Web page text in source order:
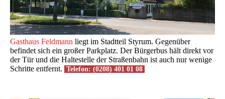
Gasthaus Feldmann liegt im Stadtteil Styrum. Gegenüber
befindet sich ein großer Parkplatz. Der Bürgerbus hält direkt vor
der Tür und die Haltestelle der Straßenbahn ist auch nur wenige
Schritte entfernt. Telefon: (0208) 401 01 08